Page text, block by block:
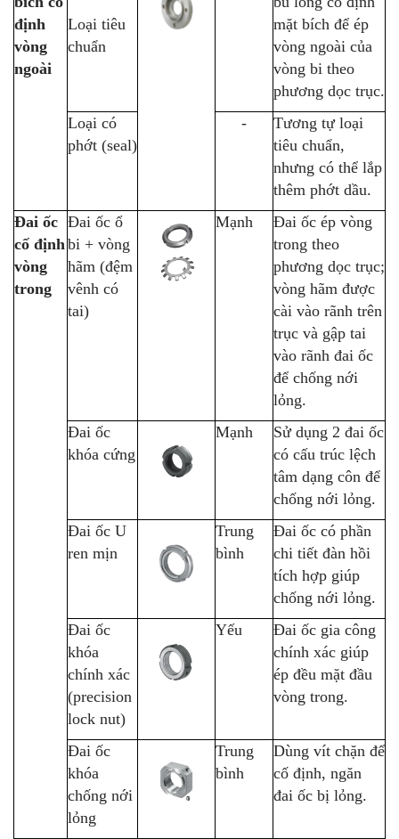
định
vòng
ngoài
Loại tiêu
chuẩn
mặt bích để ép
vòng ngoài của
vòng bi theo
phương dọc trục.
Loại có
phớt (seal)
-
Tương tự loại
tiêu chuẩn,
nhưng có thể lắp
thêm phớt dầu.
Đai ốc
cố định
vòng
trong
Đai ốc ổ
bi + vòng
hãm (đệm
vênh có
tai)
Mạnh
Đai ốc ép vòng
trong theo
phương dọc trục;
vòng hãm được
cài vào rãnh trên
trục và gập tai
vào rãnh đai ốc
để chống nới
lỏng.
Đai ốc
khóa cứng
Mạnh
Sử dụng 2 đai ốc
có cấu trúc lệch
tâm dạng côn để
chống nới lỏng.
Đai ốc U
ren mịn
Trung
bình
Đai ốc có phần
chi tiết đàn hồi
tích hợp giúp
chống nới lỏng.
Đai ốc
khóa
chính xác
(precision
lock nut)
Yếu
Đai ốc gia công
chính xác giúp
ép đều mặt đầu
vòng trong.
Đai ốc
khóa
chống nới
lỏng
Trung
bình
Dùng vít chặn để
cố định, ngăn
đai ốc bị lỏng.